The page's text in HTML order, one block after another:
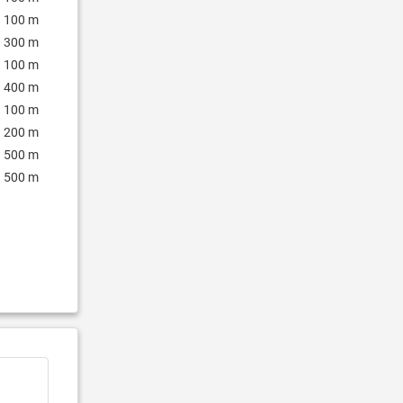
100 m
300 m
100 m
400 m
100 m
200 m
500 m
500 m